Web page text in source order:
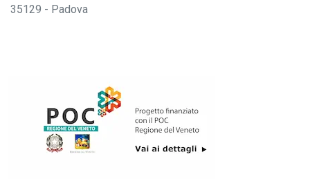
35129 - Padova